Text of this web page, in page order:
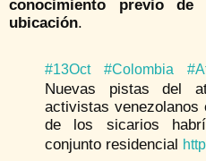
conocimiento previo
ubicación.
#13Oct #Colombia
Nuevas pistas del
activistas
de los sicarios
conjunto residencial